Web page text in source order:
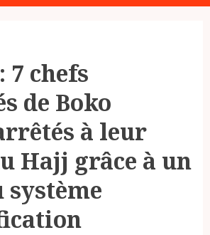
chefs
de Boko
à leur
Hajj grâce à un
système